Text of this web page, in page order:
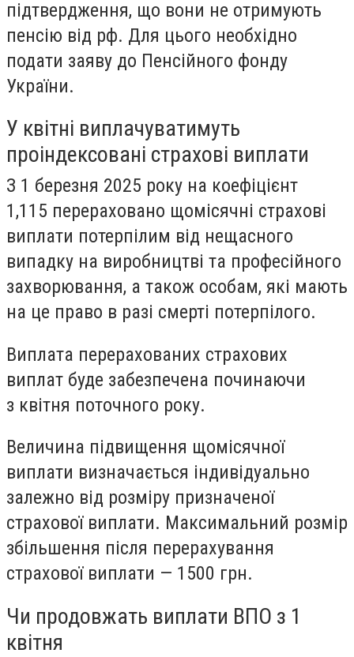
підтвердження, що вони не отримують
пенсію від рф. Для цього необхідно
подати заяву до Пенсійного фонду
України.
У квітні виплачуватимуть
проіндексовані страхові виплати
З 1 березня 2025 року на коефіцієнт
1,115 перераховано щомісячні страхові
виплати потерпілим від нещасного
випадку на виробництві та професійного
захворювання, а також особам, які мають
на це право в разі смерті потерпілого.
Виплата перерахованих страхових
виплат буде забезпечена починаючи
з квітня поточного року.
Величина підвищення щомісячної
виплати визначається індивідуально
залежно від розміру призначеної
страхової виплати. Максимальний розмір
збільшення після перерахування
страхової виплати — 1500 грн.
Чи продовжать виплати ВПО з 1
квітня